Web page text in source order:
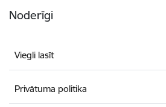
Noderīgi
Viegli lasīt
Privātuma politika